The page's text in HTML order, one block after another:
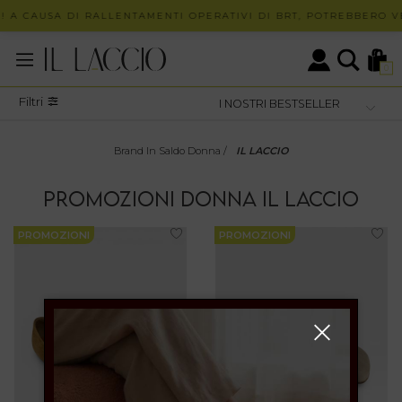
A CAUSA DI RALLENTAMENTI OPERATIVI DI BRT, POTREBBERO
0
Filtri
Brand In Saldo Donna / IL LACCIO
PROMOZIONI DONNA IL LACCIO
PROMOZIONI PROMOZIONI